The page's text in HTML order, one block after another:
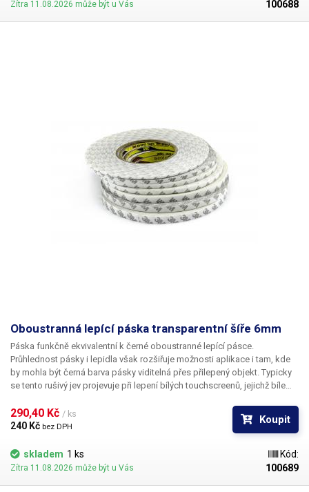
Zítra 11.08.2026 může být u Vás 100688
Oboustranná lepící páska transparentní šíře 6mm
Páska funkčně ekvivalentní k černé oboustranné lepící pásce.
Průhlednost pásky i lepidla však rozšiřuje možnosti aplikace i tam, kde
by mohla být černá barva pásky viditelná přes přilepený objekt. Typicky
se tento rušivý jev projevuje při lepení bílých touchscreenů, jejichž bíle
pásky působí rušivě. Délka pásky je 50m.
290,40 Kč / ks
240 Kč bez DPH
Koupit
skladem 1 ks
Zítra 11.08.2026 může být u Vás
Kód:
100689